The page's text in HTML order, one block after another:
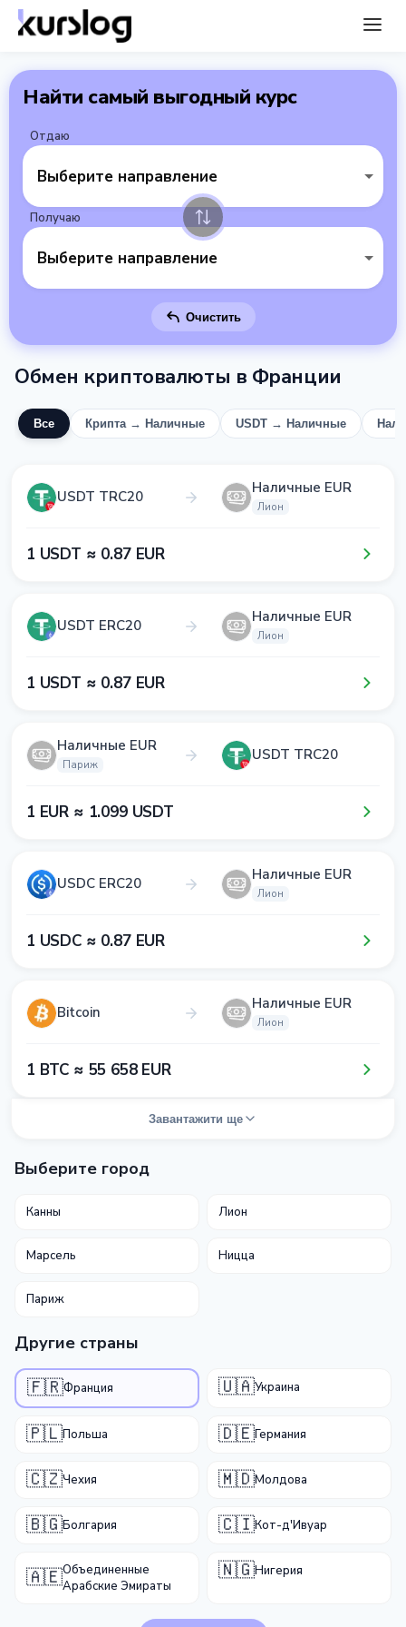
Найти самый выгодный курс
Отдаю
Выберите направление
Получаю
Выберите направление
Очистить
Обмен криптовалюты в Франции
Все Крипта → Наличные USDT → Наличные
USDT TRC20 Наличные EUR
Лион
1​ USDT ≈ 0​.8​7​ EUR
USDT ERC20 Наличные EUR
Лион
1​ USDT ≈ 0​.8​7​ EUR
Наличные EUR
Париж
USDT TRC20
1​ EUR ≈ 1​.0​9​9​ USDT
USDC ERC20 Наличные EUR
Лион
1​ USDC ≈ 0​.8​7​ EUR
Bitcoin Наличные EUR
Лион
1​ BTC ≈ 5​5​ 6​5​8​ EUR
Завантажити ще
Выберите город
Канны Лион
Марсель Ницца
Париж
Другие страны
🇫🇷Франция 🇺🇦Украина
🇵🇱Польша 🇩🇪Германия
🇨🇿Чехия 🇲🇩Молдова
🇧🇬Болгария 🇨🇮Кот-д'Ивуар
🇦🇪Объединенные
Арабские Эмираты
🇳🇬Нигерия